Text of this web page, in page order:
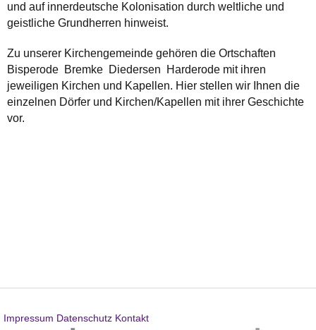
und auf innerdeutsche Kolonisation durch weltliche und
geistliche Grundherren hinweist.
Zu unserer Kirchengemeinde gehören die Ortschaften
Bisperode Bremke Diedersen Harderode mit ihren
jeweiligen Kirchen und Kapellen. Hier stellen wir Ihnen die
einzelnen Dörfer und Kirchen/Kapellen mit ihrer Geschichte
vor.
Impressum Datenschutz Kontakt